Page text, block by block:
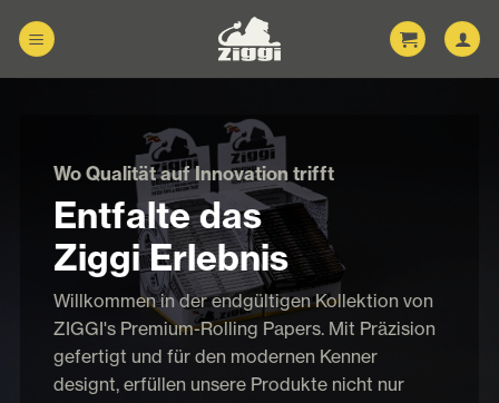
Inhalt
Wo Qualität auf Innovation trifft
Entfalte das
Ziggi Erlebnis
Willkommen in der endgültigen Kollektion von
ZIGGI's Premium-Rolling Papers. Mit Präzision
gefertigt und für den modernen Kenner
designt, erfüllen unsere Produkte nicht nur